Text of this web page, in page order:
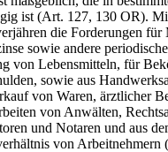
ist (Art. 127, 130 OR).
die Forderungen für
sowie andere
von Lebensmitteln, für
sowie aus
von Waren, ärztlicher
von Anwälten,
und Notaren und aus
von Arbeitnehmern